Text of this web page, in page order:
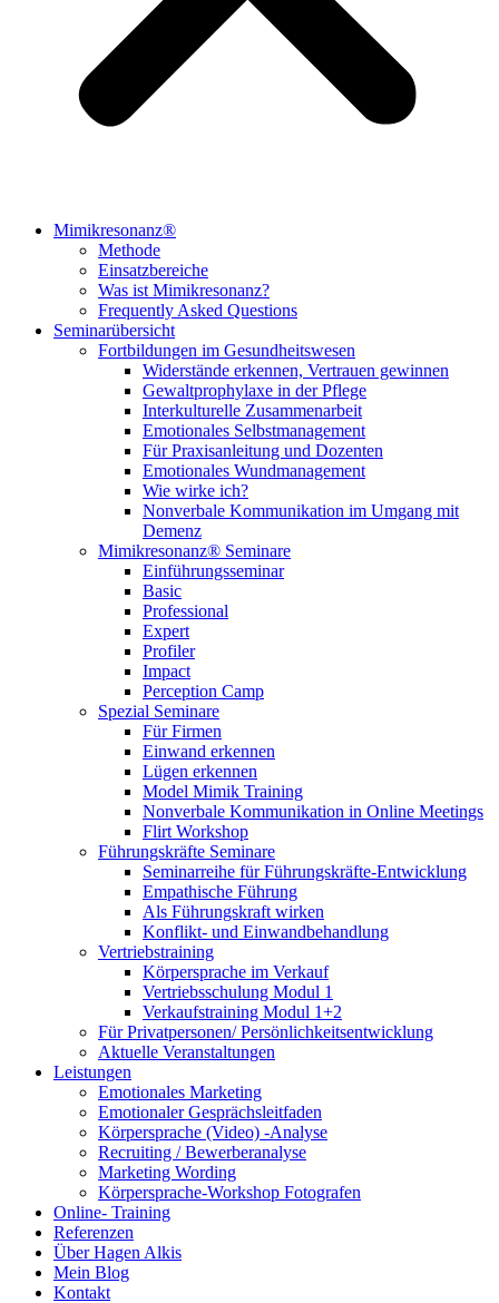
Mimikresonanz®
Methode
Einsatzbereiche
Was ist Mimikresonanz?
Frequently Asked Questions
Seminarübersicht
Fortbildungen im Gesundheitswesen
Widerstände erkennen, Vertrauen gewinnen
Gewaltprophylaxe in der Pflege
Interkulturelle Zusammenarbeit
Emotionales Selbstmanagement
Für Praxisanleitung und Dozenten
Emotionales Wundmanagement
Wie wirke ich?
Nonverbale Kommunikation im Umgang mit
Demenz
Mimikresonanz® Seminare
Einführungsseminar
Basic
Professional
Expert
Profiler
Impact
Perception Camp
Spezial Seminare
Für Firmen
Einwand erkennen
Lügen erkennen
Model Mimik Training
Nonverbale Kommunikation in Online Meetings
Flirt Workshop
Führungskräfte Seminare
Seminarreihe für Führungskräfte-Entwicklung
Empathische Führung
Als Führungskraft wirken
Konflikt- und Einwandbehandlung
Vertriebstraining
Körpersprache im Verkauf
Vertriebsschulung Modul 1
Verkaufstraining Modul 1+2
Für Privatpersonen/ Persönlichkeitsentwicklung
Aktuelle Veranstaltungen
Leistungen
Emotionales Marketing
Emotionaler Gesprächsleitfaden
Körpersprache (Video) -Analyse
Recruiting / Bewerberanalyse
Marketing Wording
Körpersprache-Workshop Fotografen
Online- Training
Referenzen
Über Hagen Alkis
Mein Blog
Kontakt